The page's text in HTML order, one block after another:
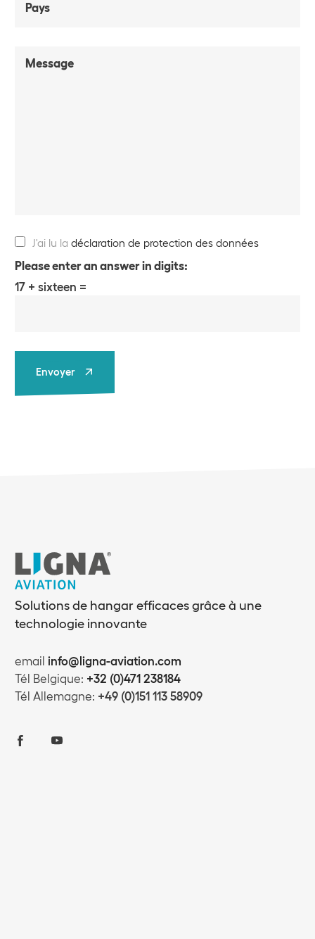
Pays
Message
J'ai lu la déclaration de protection des données
Please enter an answer in digits:
17 + sixteen =
Envoyer
Solutions de hangar efficaces grâce à une
technologie innovante
email info@ligna-aviation.com
Tél Belgique: +32 (0)471 238184
Tél Allemagne: +49 (0)151 113 58909